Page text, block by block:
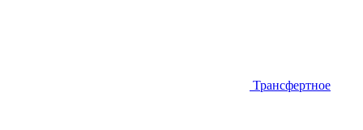
Трансфертное